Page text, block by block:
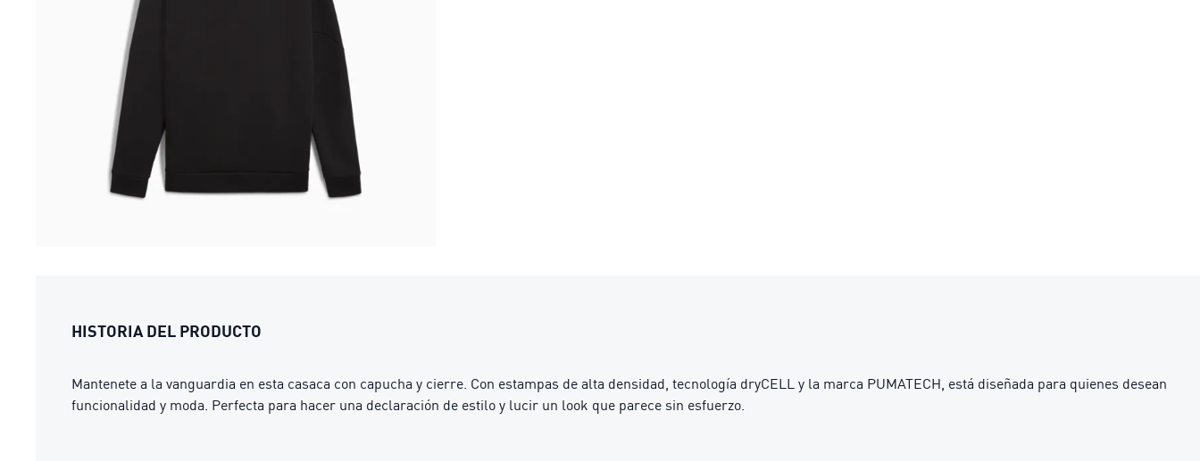
HISTORIA DEL PRODUCTO
Mantenete a la vanguardia en esta casaca con capucha y cierre. Con estampas de alta densidad, tecnología dryCELL y la marca PUMATECH, está diseñada para quienes desean
funcionalidad y moda. Perfecta para hacer una declaración de estilo y lucir un look que parece sin esfuerzo.